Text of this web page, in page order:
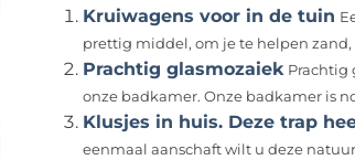
Kruiwagens voor in de tuin
prettig middel, om je te helpen zand,
Prachtig glasmozaiek Prachtig
onze badkamer. Onze badkamer is
Klusjes in huis. Deze trap
eenmaal aanschaft wilt u deze